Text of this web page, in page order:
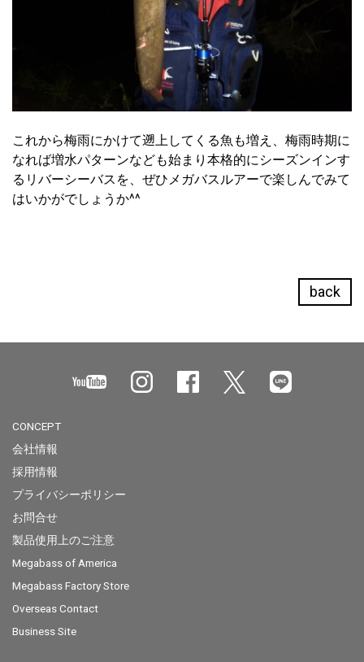
これから梅雨にかけて遡上してくる魚も増え、梅雨時期に
なれば増水パターンなども始まり本格的にシーズンインす
るリバーシーバスを、ぜひメガバスルアーで楽しんでみて
はいかがでしょうか^^
back
CONCEPT
会社情報
採用情報
プライバシーポリシー
お問合せ
製品使用上のご注意
Megabass of America
Megabass Factory Store
Overseas Contact
Business Site